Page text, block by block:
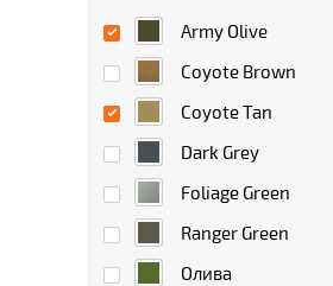
Army Olive
Coyote Brown
Coyote Tan
Dark Grey
Foliage Green
Ranger Green
Олива